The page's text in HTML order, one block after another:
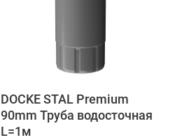
DOCKE STAL Premium
90mm Труба водосточная
L=1м